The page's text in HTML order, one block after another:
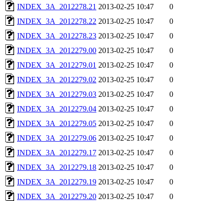
INDEX_3A_2012278.21 2013-02-25 10:47
0
INDEX_3A_2012278.22 2013-02-25 10:47
0
INDEX_3A_2012278.23 2013-02-25 10:47
0
INDEX_3A_2012279.00 2013-02-25 10:47
0
INDEX_3A_2012279.01 2013-02-25 10:47
0
INDEX_3A_2012279.02 2013-02-25 10:47
0
INDEX_3A_2012279.03 2013-02-25 10:47
0
INDEX_3A_2012279.04 2013-02-25 10:47
0
INDEX_3A_2012279.05 2013-02-25 10:47
0
INDEX_3A_2012279.06 2013-02-25 10:47
0
INDEX_3A_2012279.17 2013-02-25 10:47
0
INDEX_3A_2012279.18 2013-02-25 10:47
0
INDEX_3A_2012279.19 2013-02-25 10:47
0
INDEX_3A_2012279.20 2013-02-25 10:47
0